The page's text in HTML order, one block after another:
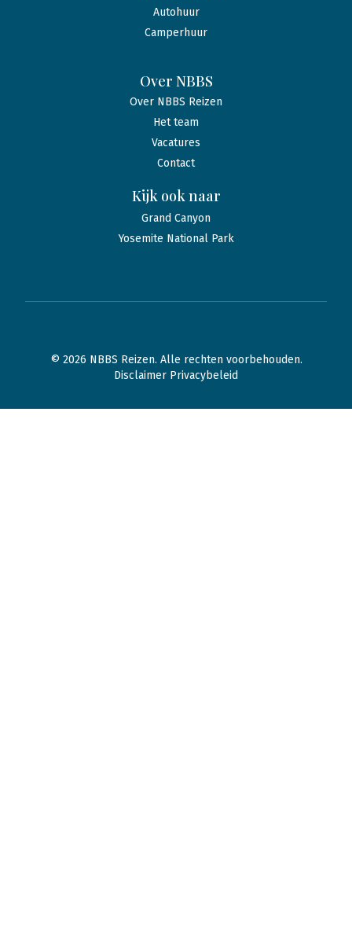
Autohuur
Camperhuur
Over NBBS
Over NBBS Reizen
Het team
Vacatures
Contact
Kijk ook naar
Grand Canyon
Yosemite National Park
© 2026 NBBS Reizen. Alle rechten voorbehouden.
Disclaimer Privacybeleid